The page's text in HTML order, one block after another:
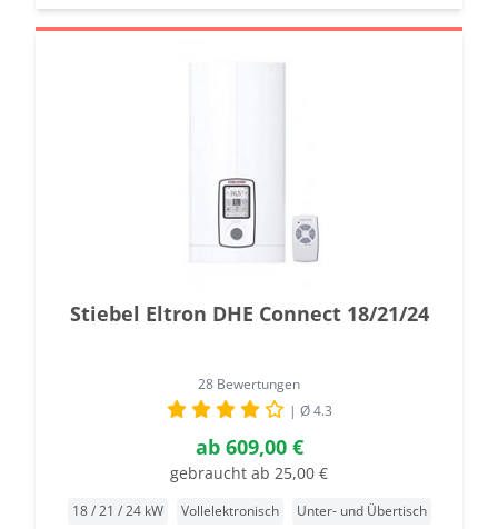
Stiebel Eltron DHE Connect 18/21/24
28 Bewertungen
| Ø 4.3
ab609,00 €
gebraucht ab 25,00 €
18 / 21 / 24 kW Vollelektronisch
Unter- und Übertisch